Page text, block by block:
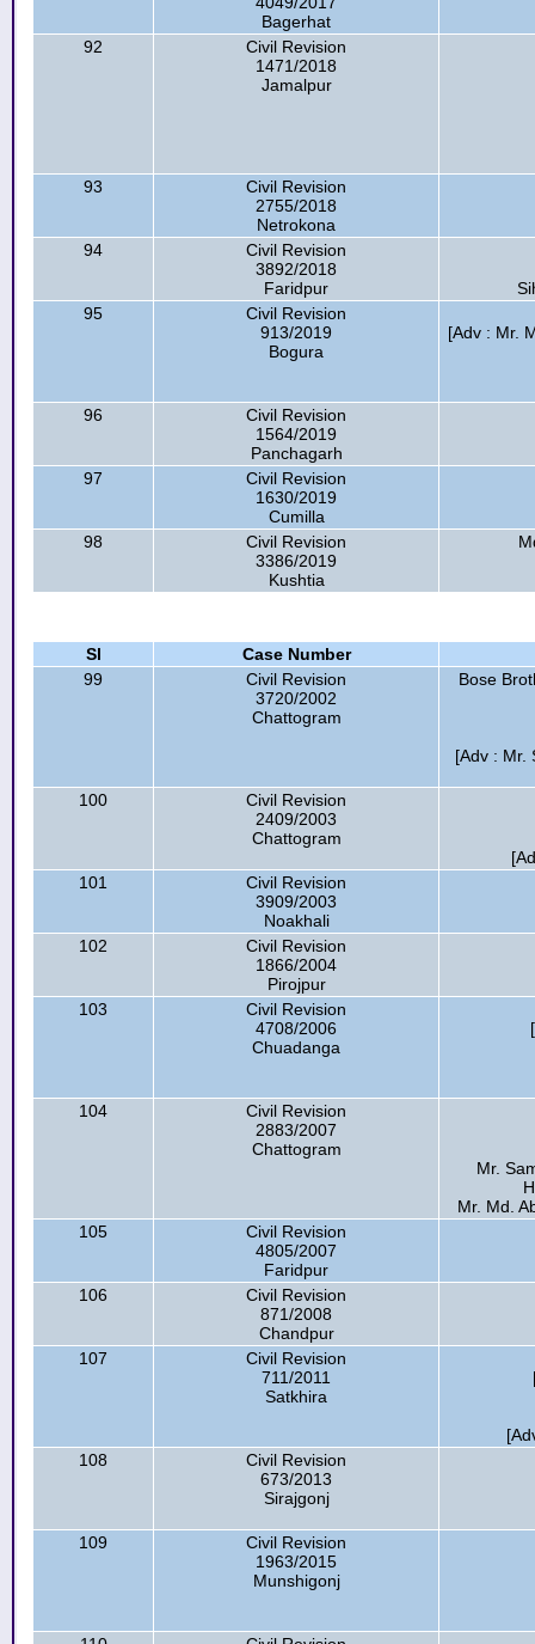
Bagerhat
92
Civil Revision
1471/2018
Jamalpur
93
Civil Revision
2755/2018
Netrokona
94
Civil Revision
3892/2018
Faridpur
95
Civil Revision
913/2019
Bogura
[Adv : Mr.
96
Civil Revision
1564/2019
Panchagarh
97
Civil Revision
1630/2019
Cumilla
98
Civil Revision
3386/2019
Kushtia
Sl
Case Number
99
Civil Revision
3720/2002
Chattogram
Bose
[Adv : Mr.
100
Civil Revision
2409/2003
Chattogram
101
Civil Revision
3909/2003
Noakhali
102
Civil Revision
1866/2004
Pirojpur
103
Civil Revision
4708/2006
Chuadanga
104
Civil Revision
2883/2007
Chattogram
Mr.
Mr. Md.
105
Civil Revision
4805/2007
Faridpur
106
Civil Revision
871/2008
Chandpur
107
Civil Revision
711/2011
Satkhira
108
Civil Revision
673/2013
Sirajgonj
109
Civil Revision
1963/2015
Munshigonj